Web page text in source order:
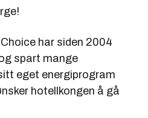
har siden 2004
spart mange
eget energiprogram
hotellkongen å gå